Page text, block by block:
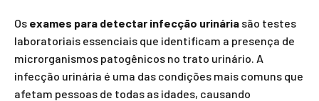
Os exames para detectar infecção urinária são testes
laboratoriais essenciais que identificam a presença de
microrganismos patogênicos no trato urinário. A
infecção urinária é uma das condições mais comuns que
afetam pessoas de todas as idades, causando